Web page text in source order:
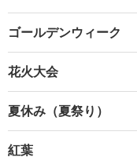
ゴールデンウィーク
花火大会
夏休み（夏祭り）
紅葉